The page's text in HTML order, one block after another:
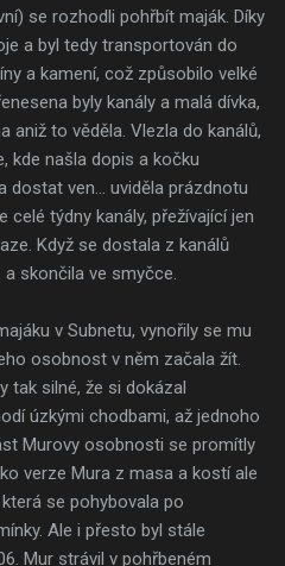
se rozhodli pohřbít maják. Díky
a byl tedy transportován do
a kamení, což způsobilo velké
byly kanály a malá dívka,
aniž to věděla. Vlezla do kanálů,
kde našla dopis a kočku
dostat ven... uviděla prázdnotu
celé týdny kanály, přežívající jen
Když se dostala z kanálů
skončila ve smyčce.
v Subnetu, vynořily se mu
osobnost v něm začala žít.
tak silné, že si dokázal
úzkými chodbami, až jednoho
Murovy osobnosti se promítly
verze Mura z masa a kostí ale
se pohybovala po
Ale i přesto byl stále
Mur strávil v pohřbeném